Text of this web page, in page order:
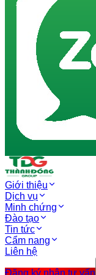
Giới thiệu
Dịch vụ
Minh chứng
Đào tạo
Tin tức
Cẩm nang
Liên hệ
Đăng ký nhận tư vấn